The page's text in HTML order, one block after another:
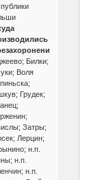
Билки;
Воля
Грудек;
Затры;
Лерцин;
н.п.
н.п.
н.п.